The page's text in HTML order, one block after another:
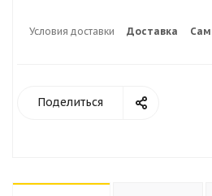
Условия доставки Доставка
Поделиться